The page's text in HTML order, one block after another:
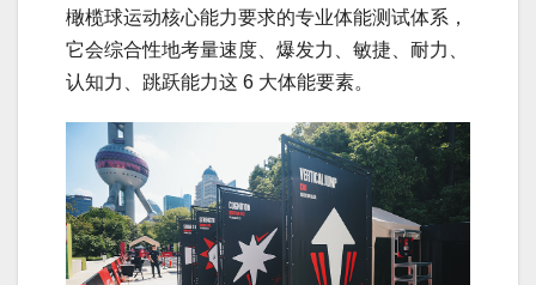
橄榄球运动核心能力要求的专业体能测试体系，
它会综合性地考量速度、爆发力、敏捷、耐力、
认知力、跳跃能力这 6 大体能要素。